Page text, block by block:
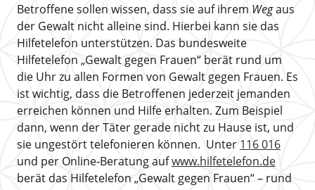
Betroffene sollen wissen, dass sie auf ihrem Wegaus
der Gewalt nicht alleine sind. Hierbei kann sie das
Hilfetelefon unterstützen. Das bundesweite
Hilfetelefon „Gewalt gegen Frauen“ berät rund um
die Uhr zu allen Formen von Gewalt gegen Frauen. Es
ist wichtig, dass die Betroffenen jederzeit jemanden
erreichen können und Hilfe erhalten. Zum Beispiel
dann, wenn der Täter gerade nicht zu Hause ist, und
sie ungestört telefonieren können. Unter 116 016
und per Online-Beratung aufwww.hilfetelefon.de
berät das Hilfetelefon „Gewalt gegen Frauen“ – rund